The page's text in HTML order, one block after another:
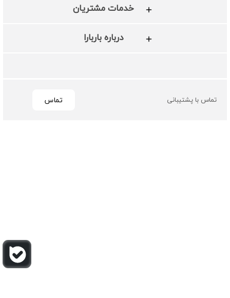
خدمات مشتریان
درباره باربارا
تماس با پشتیبانی تماس